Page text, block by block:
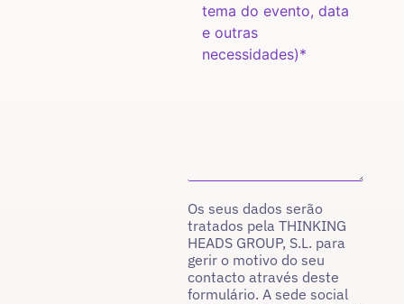
Os seus dados serão
tratados pela THINKING
HEADS GROUP, S.L. para
gerir o motivo do seu
contacto através deste
formulário. A sede social